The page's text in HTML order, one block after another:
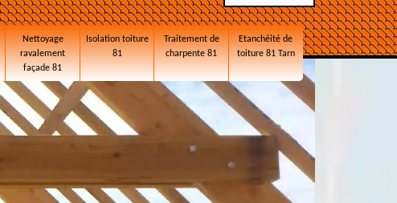
Nettoyage
ravalement
façade 81
Isolation toiture
81
Traitement de
charpente 81
Etanchéité de
toiture 81 Tarn